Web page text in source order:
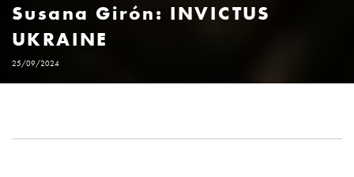
Susana Girón: INVICTUS
UKRAINE
25/09/2024